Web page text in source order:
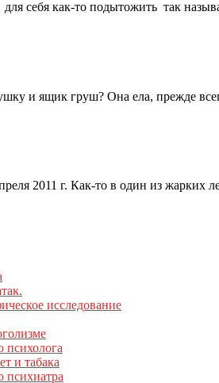
себя как-то подытожить так
и ящик груш? Она ела, прежде
2011 г. Как-то в один из жарких
исследование
психолога
и табака
психиатра